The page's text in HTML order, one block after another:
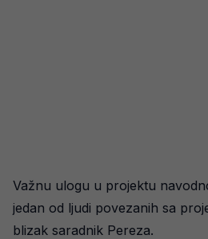
Važnu ulogu u projektu
jedan od ljudi povezanih sa
blizak saradnik Pereza.